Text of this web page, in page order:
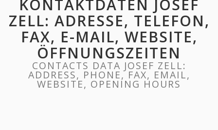
KONTAKTDATEN JOSEF
ZELL: ADRESSE, TELEFON,
FAX, E-MAIL, WEBSITE,
ÖFFNUNGSZEITEN
CONTACTS DATA JOSEF ZELL:
ADDRESS, PHONE, FAX, EMAIL,
WEBSITE, OPENING HOURS